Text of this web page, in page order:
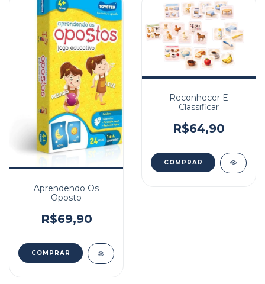
Aprendendo Os
Oposto
R$69,90
Reconhecer E
Classificar
R$64,90